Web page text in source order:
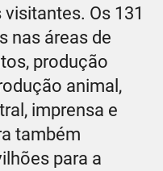
Os 131
nas áreas de
produção
animal,
imprensa e
também
para a